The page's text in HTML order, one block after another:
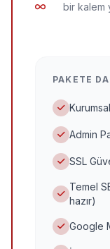
bir kalem
PAKETE
Admin
SSL
Temel
hazır)
Google